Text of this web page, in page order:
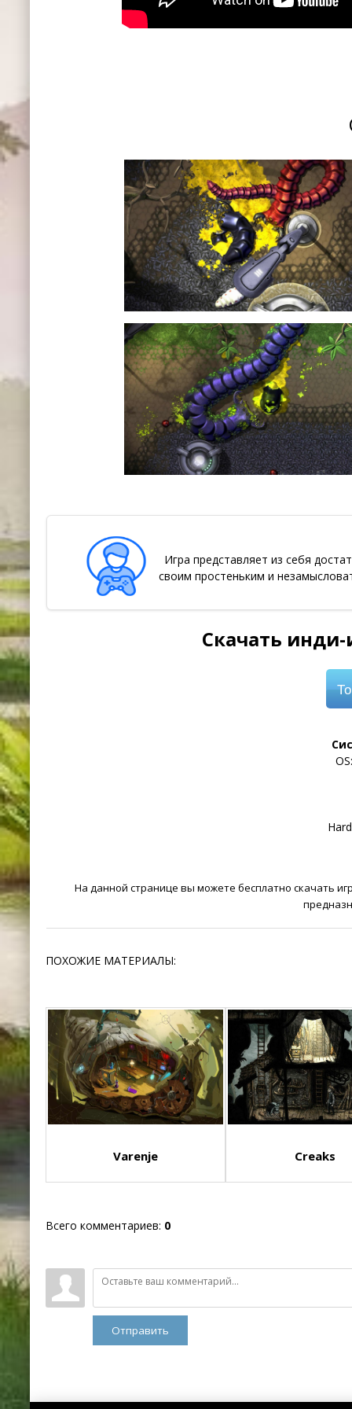
Игра представляет из себя
своим простеньким и
Скачать инди-
На данной странице вы можете бесплатно скачать
ПОХОЖИЕ МАТЕРИАЛЫ:
Varenje Creaks
Всего комментариев: 0
Отправить